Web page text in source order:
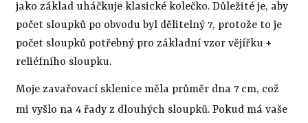
jako základ uháčkuje klasické kolečko. Důležité je, aby
počet sloupků po obvodu byl dělitelný 7, protože to je
počet sloupků potřebný pro základní vzor vějířku +
reliéfního sloupku.
Moje zavařovací sklenice měla průměr dna 7 cm, což
mi vyšlo na 4 řady z dlouhých sloupků. Pokud má vaše